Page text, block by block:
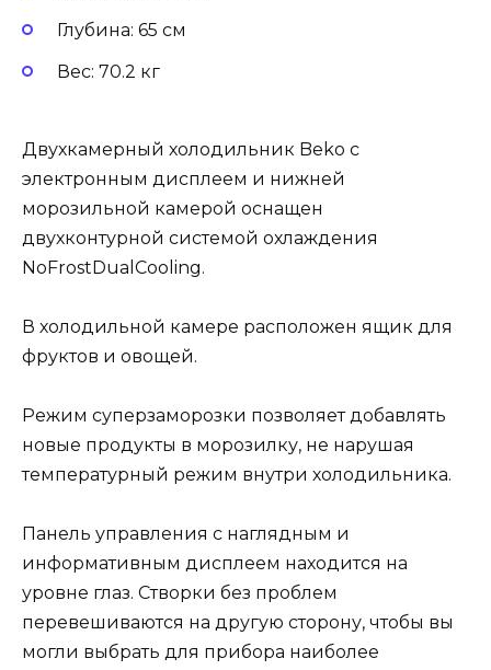
Глубина: 65 см
Вес: 70.2 кг
Двухкамерный холодильник Beko с
электронным дисплеем и нижней
морозильной камерой оснащен
двухконтурной системой охлаждения
NoFrostDualCooling.
В холодильной камере расположен ящик для
фруктов и овощей.
Режим суперзаморозки позволяет добавлять
новые продукты в морозилку, не нарушая
температурный режим внутри холодильника.
Панель управления с наглядным и
информативным дисплеем находится на
уровне глаз. Створки без проблем
перевешиваются на другую сторону, чтобы вы
могли выбрать для прибора наиболее